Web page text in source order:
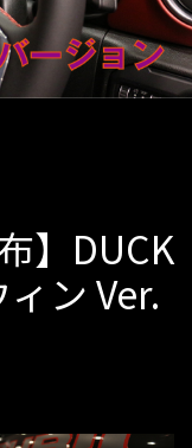
】DUCK
ン Ver.